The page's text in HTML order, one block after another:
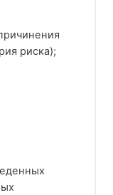
риска);